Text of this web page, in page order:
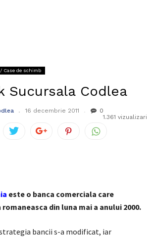
Case de schimb
Sucursala Codlea
16 decembrie 2011
0
1.361 vizualizari
este o banca comerciala care
din luna mai a anului 2000.
bancii s-a modificat, iar